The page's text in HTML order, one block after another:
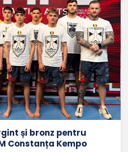
și bronz pentru
Constanța Kempo